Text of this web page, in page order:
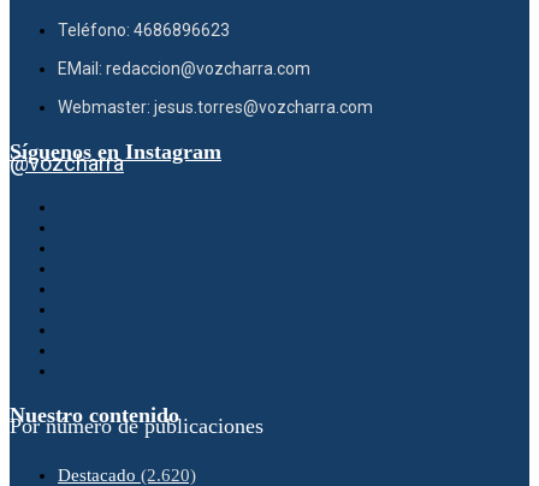
Teléfono: 4686896623
EMail: redaccion@vozcharra.com
Webmaster: jesus.torres@vozcharra.com
Síguenos en Instagram
@vozcharra
Nuestro contenido
Por número de publicaciones
Destacado (2.620)